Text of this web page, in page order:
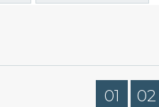
01 02